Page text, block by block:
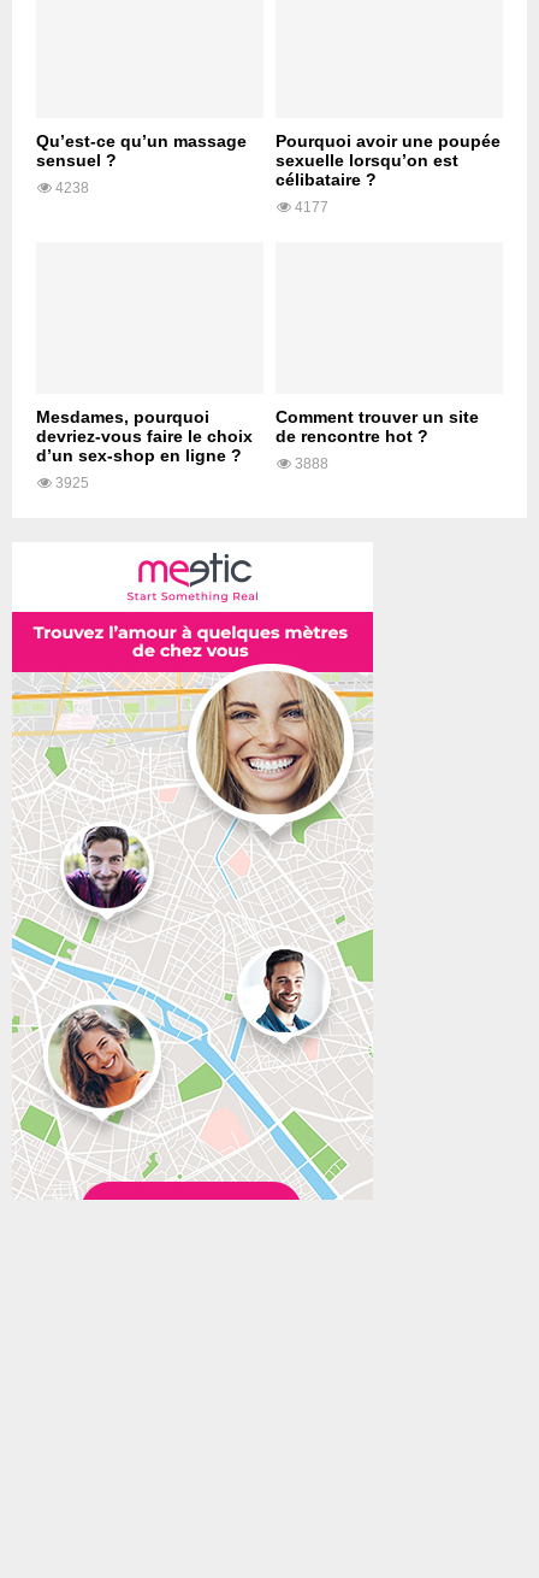
Qu’est-ce qu’un massage
sensuel ?
4238
Pourquoi avoir une poupée
sexuelle lorsqu’on est
célibataire ?
4177
Mesdames, pourquoi
devriez-vous faire le choix
d’un sex-shop en ligne ?
3925
Comment trouver un site
de rencontre hot ?
3888